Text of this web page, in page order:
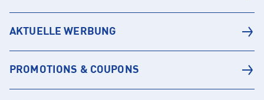
AKTUELLE WERBUNG
PROMOTIONS & COUPONS